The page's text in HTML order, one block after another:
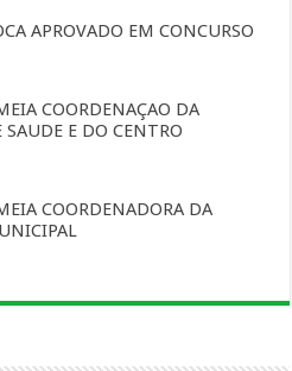
APROVADO EM CONCURSO
COORDENAÇAO DA
E DO CENTRO
COORDENADORA DA